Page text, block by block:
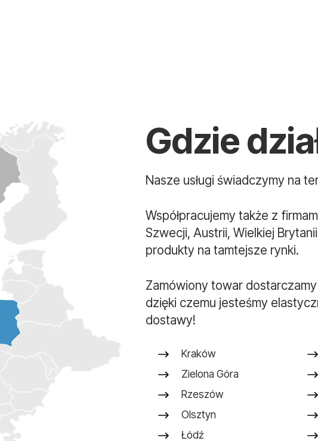
Gdzie
Nasze usługi świadczymy na
Współpracujemy także z
Szwecji, Austrii, Wielkiej
produkty na tamtejsze rynki.
Zamówiony towar
dzięki czemu jesteśmy
dostawy!
Kraków
Zielona Góra
Rzeszów
Olsztyn
Łódź